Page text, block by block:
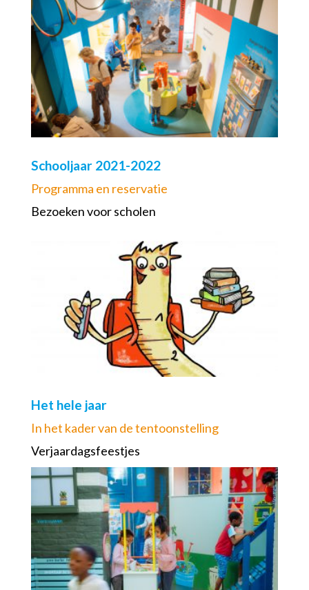
Schooljaar 2021-2022
Programma en reservatie
Bezoeken voor scholen
Het hele jaar
In het kader van de tentoonstelling
Verjaardagsfeestjes